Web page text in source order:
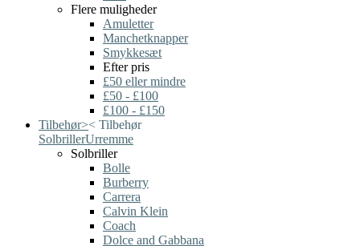
Flere muligheder
Amuletter
Manchetknapper
Smykkesæt
Efter pris
£50 eller mindre
£50 - £100
£100 - £150
Tilbehør>< Tilbehør
SolbrillerUrremme
Solbriller
Bolle
Burberry
Carrera
Calvin Klein
Coach
Dolce and Gabbana